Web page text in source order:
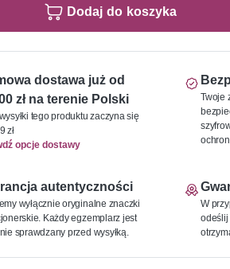
Dodaj do koszyka
dostawa już od
zł na terenie Polski
tego produktu zaczyna się
zł
opcje dostawy
Twoje
autentyczności
wyłącznie oryginalne znaczki
Każdy egzemplarz jest
sprawdzany przed wysyłką.
W
odeślij